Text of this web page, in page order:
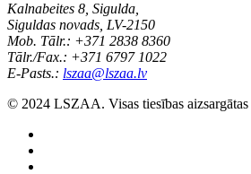
Kalnabeites 8, Sigulda,
Siguldas novads, LV-2150
Mob. Tālr.: +371 2838 8360
Tālr./Fax.: +371 6797 1022
E-Pasts.: lszaa@lszaa.lv
© 2024 LSZAA. Visas tiesības aizsargātas